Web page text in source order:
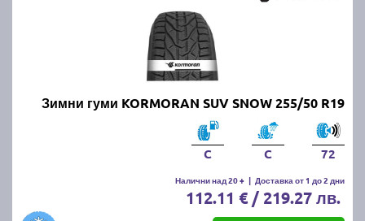
Зимни гуми KORMORAN SUV SNOW 255/50 R19
C C 72
Налични над 20 + | Доставка от 1 до 2 дни
112.11 € / 219.27 лв.